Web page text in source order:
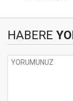
HABERE